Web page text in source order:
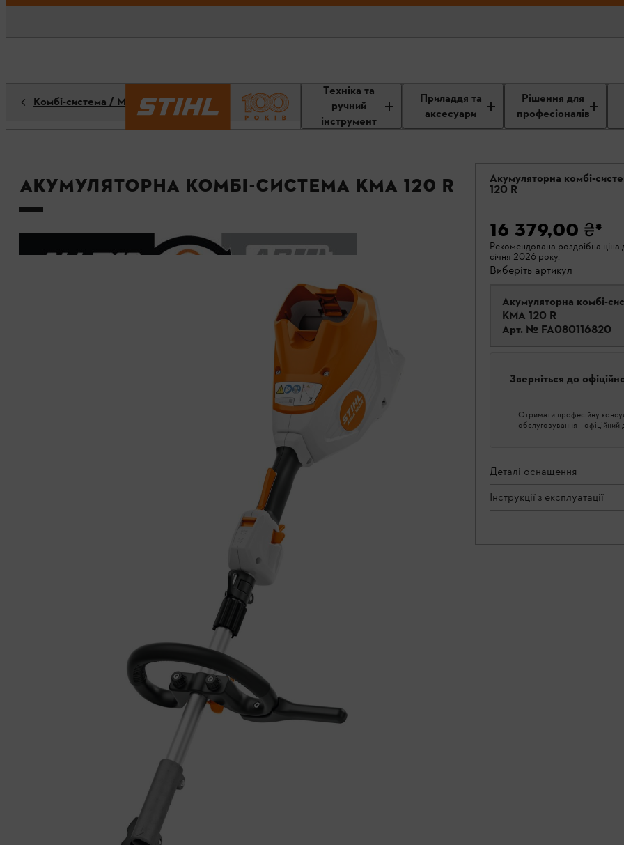
Техніка та
ручний
інструмент
Приладдя та
аксесуари
Рішення для
професіоналів
Комбі-система / Мульти-система
Акумуляторна комбі-система KMA 120 R Акумуляторна комбі-
120 R
16 379,00 ₴*
Рекомендована роздрібна ціна
січня 2026 року.
Виберіть артикул
Акумуляторна комбі-
KMA 120 R
Арт. № FA080116820
Зверніться до
Отримати професійну
обслуговування -
Деталі оснащення
Інструкції з експлуатації